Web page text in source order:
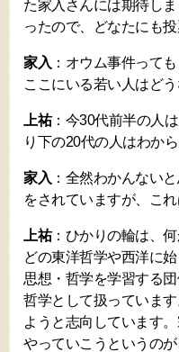
た家入さんには期待し
ったので、どなたにも
家入 ：オウム事件って
ここにいる若い人はど
上祐：今30代前半の人
り下の20代の人はわか
家入 ：全然わかんない
をされていますが、こ
上祐：ひかりの輪は、
どの東洋哲学や西洋に
思想・哲学を学習する
哲学として扱っていま
ようと志向しています
やっていこうというのが